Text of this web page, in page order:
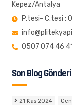
Kepez/Antalya
P.tesi- C.tesi :
0507 074 46 41
Son Blog
21 Kas 2024